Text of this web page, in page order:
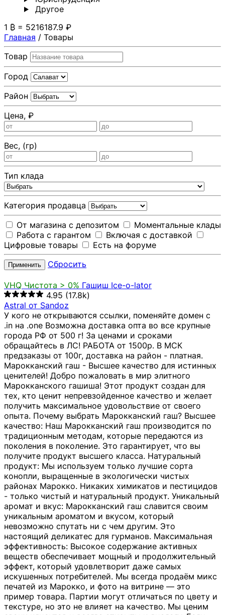
Другoе
1 ₿ = 5216187.9 ₽
Главная / Товары
Товар
Город
Район
Цена, ₽
Вес, (гр)
Тип клада
Категория продавца
От магазина с депозитом
Моментальные клады
Работа с гарантом
Включая с доставкой
Цифровые товары
Есть на форуме
Применить Сбросить
VHQ Чистота > 0% Гашиш Ice-o-lator
4.95 (17.8k)
Astral от Sandoz
У кого не открываются ссылки, поменяйте домен с
.in на .one Возможна доставка опта во все крупные
города РФ от 500 г! За ценами и сроками
обращайтесь в ЛС! РАБОТА от 1500р. В МСК
предзаказы от 100г, доставка на район - платная.
Марокканский гаш - Высшее качество для истинных
ценителей! Добро пожаловать в мир элитного
Марокканского гашиша! Этот продукт создан для
тех, кто ценит непревзойденное качество и желает
получить максимальное удовольствие от своего
опыта. Почему выбрать Марокканский гаш? Высшее
качество: Наш Марокканский гаш производится по
традиционным методам, которые передаются из
поколения в поколение. Это гарантирует, что вы
получите продукт высшего класса. Натуральный
продукт: Мы используем только лучшие сорта
конопли, выращенные в экологически чистых
районах Марокко. Никаких химикатов и пестицидов
- только чистый и натуральный продукт. Уникальный
аромат и вкус: Марокканский гаш славится своим
уникальным ароматом и вкусом, который
невозможно спутать ни с чем другим. Это
настоящий деликатес для гурманов. Максимальная
эффективность: Высокое содержание активных
веществ обеспечивает мощный и продолжительный
эффект, который удовлетворит даже самых
искушенных потребителей. Мы всегда продаём микс
печатей из Марокко, и фото на витрине — это
пример товара. Партии могут отличаться по цвету и
текстуре, но это не влияет на качество. Мы ценим